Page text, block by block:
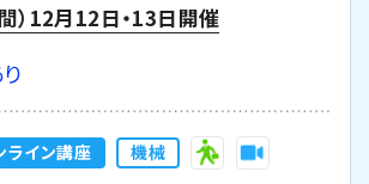
）12月12日・13日開催
ライン講座 機械